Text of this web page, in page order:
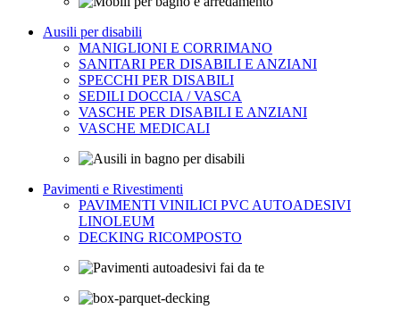
Ausili per disabili
MANIGLIONI E CORRIMANO
SANITARI PER DISABILI E ANZIANI
SPECCHI PER DISABILI
SEDILI DOCCIA / VASCA
VASCHE PER DISABILI E ANZIANI
VASCHE MEDICALI
Pavimenti e Rivestimenti
PAVIMENTI VINILICI PVC AUTOADESIVI
LINOLEUM
DECKING RICOMPOSTO